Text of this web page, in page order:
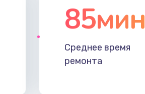
85мин
Среднее время
ремонта